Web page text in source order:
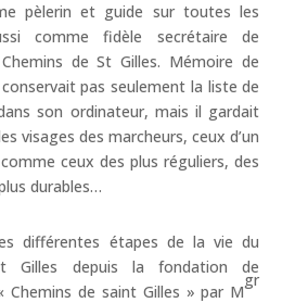
pèlerin et guide sur toutes les
comme fidèle secrétaire de
de St Gilles. Mémoire de
pas seulement la liste de
son ordinateur, mais il gardait
visages des marcheurs, ceux d’un
ceux des plus réguliers, des
durables…
différentes étapes de la vie du
Gilles depuis la fondation de
Chemins de saint Gilles » par M
gr